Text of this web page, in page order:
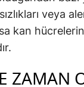
veya
kan
ZAMAN